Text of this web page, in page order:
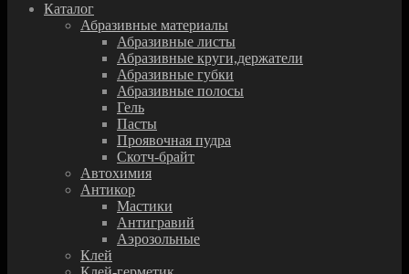
Каталог
Абразивные материалы
Абразивные листы
Абразивные круги,держатели
Абразивные губки
Абразивные полосы
Гель
Пасты
Проявочная пудра
Скотч-брайт
Автохимия
Антикор
Мастики
Антигравий
Аэрозольные
Клей